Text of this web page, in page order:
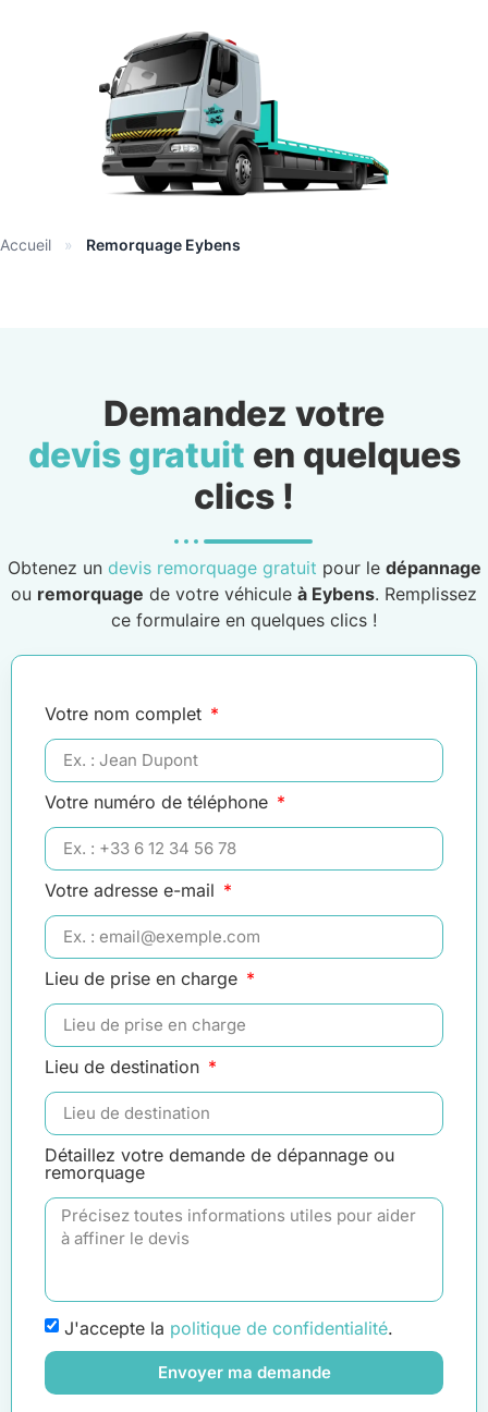
Accueil » Remorquage Eybens
Demandez votre
devis gratuit en quelques
clics !
Obtenez un devis remorquage gratuit pour le dépannage
ou remorquage de votre véhicule à Eybens. Remplissez
ce formulaire en quelques clics !
Votre nom complet
Votre numéro de téléphone
Votre adresse e-mail
Lieu de prise en charge
Lieu de destination
Détaillez votre demande de dépannage ou
remorquage
J'accepte la politique de confidentialité.
Envoyer ma demande